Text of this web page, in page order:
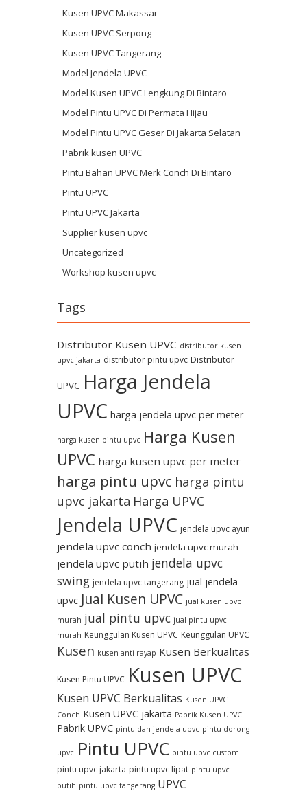
Kusen UPVC Makassar
Kusen UPVC Serpong
Kusen UPVC Tangerang
Model Jendela UPVC
Model Kusen UPVC Lengkung Di Bintaro
Model Pintu UPVC Di Permata Hijau
Model Pintu UPVC Geser Di Jakarta Selatan
Pabrik kusen UPVC
Pintu Bahan UPVC Merk Conch Di Bintaro
Pintu UPVC
Pintu UPVC Jakarta
Supplier kusen upvc
Uncategorized
Workshop kusen upvc
Tags
Distributor Kusen UPVC distributor kusen
upvc jakarta distributor pintu upvc Distributor
UPVC Harga Jendela
UPVC harga jendela upvc per meter
harga kusen pintu upvc Harga Kusen
UPVC harga kusen upvc per meter
harga pintu upvc harga pintu
upvc jakarta Harga UPVC
Jendela UPVC jendela upvc ayun
jendela upvc conch jendela upvc murah
jendela upvc putih jendela upvc
swing jendela upvc tangerang jual jendela
upvc Jual Kusen UPVC jual kusen upvc
murah jual pintu upvc jual pintu upvc
murah Keunggulan Kusen UPVC Keunggulan UPVC
Kusen kusen anti rayap Kusen Berkualitas
Kusen Pintu UPVC Kusen UPVC
Kusen UPVC Berkualitas Kusen UPVC
Conch Kusen UPVC jakarta Pabrik Kusen UPVC
Pabrik UPVC pintu dan jendela upvc pintu dorong
upvc Pintu UPVC pintu upvc custom
pintu upvc jakarta pintu upvc lipat pintu upvc
putih pintu upvc tangerang UPVC